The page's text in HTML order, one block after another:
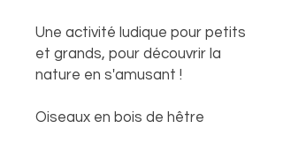
Une activité ludique pour petits
et grands, pour découvrir la
nature en s'amusant !
Oiseaux en bois de hêtre